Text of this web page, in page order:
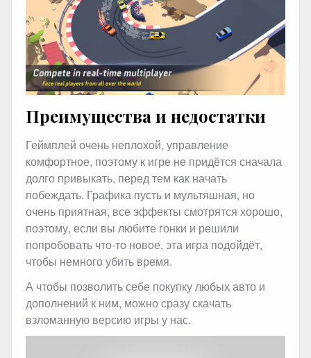
Преимущества и недостатки
Геймплей очень неплохой, управление
комфортное, поэтому к игре не придётся сначала
долго привыкать, перед тем как начать
побеждать. Графика пусть и мультяшная, но
очень приятная, все эффекты смотрятся хорошо,
поэтому, если вы любите гонки и решили
попробовать что-то новое, эта игра подойдёт,
чтобы немного убить время.
А чтобы позволить себе покупку любых авто и
дополнений к ним, можно сразу скачать
взломанную версию игры у нас.